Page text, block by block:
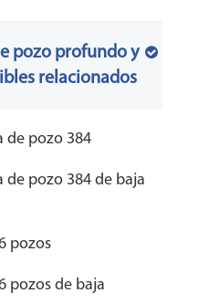
100 piezas/CS
pozo profundo y
relacionados
de pozo 384
de pozo 384 de baja
pozos
pozos de baja